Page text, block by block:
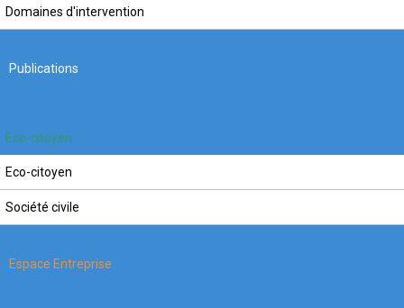
Domaines d'intervention
Publications
Eco-citoyen
Eco-citoyen
Société civile
Espace Entreprise